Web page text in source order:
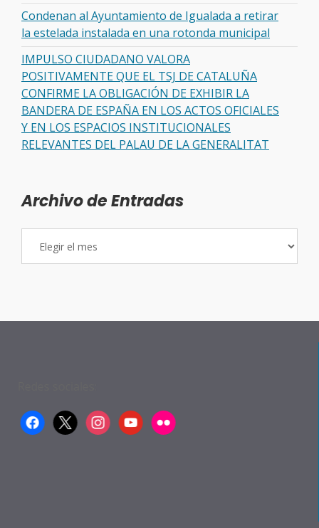
Condenan al Ayuntamiento de Igualada a retirar
la estelada instalada en una rotonda municipal
IMPULSO CIUDADANO VALORA
POSITIVAMENTE QUE EL TSJ DE CATALUÑA
CONFIRME LA OBLIGACIÓN DE EXHIBIR LA
BANDERA DE ESPAÑA EN LOS ACTOS OFICIALES
Y EN LOS ESPACIOS INSTITUCIONALES
RELEVANTES DEL PALAU DE LA GENERALITAT
Archivo de Entradas
facebook
x instagramyoutubeflickr